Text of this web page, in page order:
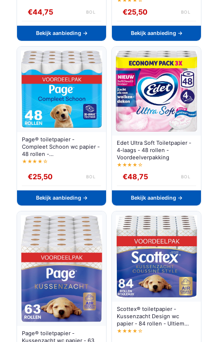
€44,75 BOL
Bekijk aanbieding →
€25,50 BOL
Bekijk aanbieding →
Page® toiletpapier -
Compleet Schoon wc papier -
48 rollen -
Voordeelverpakking
★★★★☆
€25,50 BOL
Bekijk aanbieding →
Edet Ultra Soft Toiletpapier -
4-laags - 48 rollen -
Voordeelverpakking
★★★★☆
€48,75 BOL
Bekijk aanbieding →
Page® toiletpapier -
Kussenzacht wc papier - 63
Scottex® toiletpapier -
Kussenzacht Design wc
papier - 84 rollen - Ultiem
comfort - Voordeelverpakking
★★★★☆